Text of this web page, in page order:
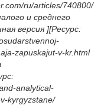
ru/articles/740800/
и среднего
версия ][Ресурс:
zapuskajut-v-kr.html
analytical-
kyrgyzstane/